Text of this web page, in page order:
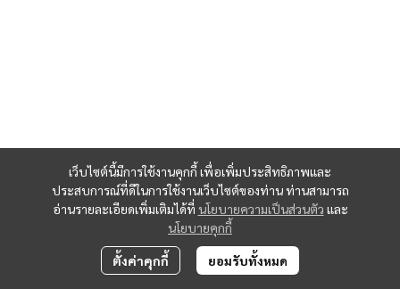
เว็บไซต์นี้มีการใช้งานคุกกี้ เพื่อเพิ่มประสิทธิภาพและ
ประสบการณ์ที่ดีในการใช้งานเว็บไซต์ของท่าน ท่านสามารถ
อ่านรายละเอียดเพิ่มเติมได้ที่ นโยบายความเป็นส่วนตัว และ
นโยบายคุกกี้
ตั้งค่าคุกกี้ ยอมรับทั้งหมด